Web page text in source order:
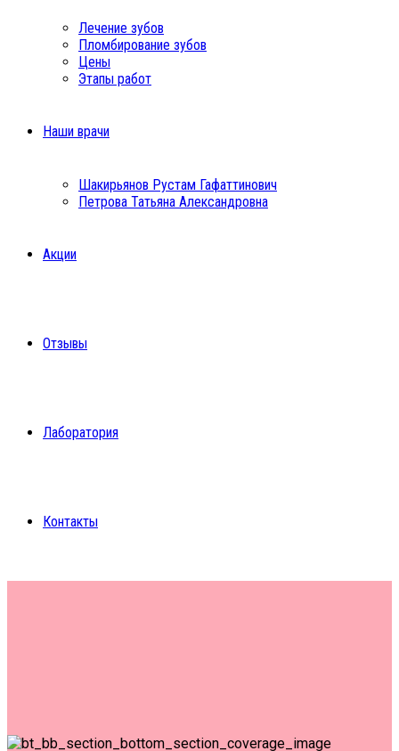
Лечение зубов
Пломбирование зубов
Цены
Этапы работ
Наши врачи
Шакирьянов Рустам Гафаттинович
Петрова Татьяна Александровна
Акции
Отзывы
Лаборатория
Контакты